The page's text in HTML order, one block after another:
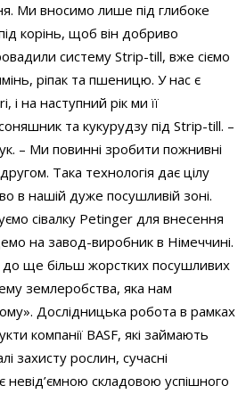
Ми вносимо лише під глибоке
корінь, щоб він добриво
систему Strip-till, вже сіємо
ріпак та пшеницю. У нас є
і на наступний рік ми її
та кукурудзу під Strip-till. –
– Ми повинні зробити пожнивні
Така технологія дає цілу
в нашій дуже посушливій зоні.
сівалку Petinger для внесення
на завод-виробник в Німеччині.
до ще більш жорстких посушливих
землеробства, яка нам
Дослідницька робота в рамках
компанії BASF, які займають
захисту рослин, сучасні
невід’ємною складовою успішного